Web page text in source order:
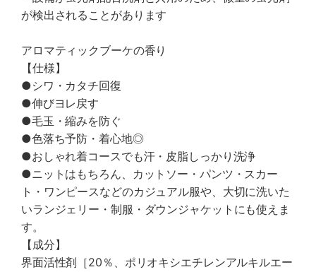
が検出されることがあります
アロマティックブーケの香り
【仕様】
●シワ・カタチ回復
●伸びヨレ戻す
●毛玉・縮みを防ぐ
●色落ち予防・着心地◎
●おしゃれ着コースでも汗・皮脂しっかり洗浄
●ニットはもちろん、カットソー・パンツ・スカー
ト・ワンピースなどのカジュアル服や、大切に洗いた
いランジェリー・制服・ダウンジャケットにも使えま
す。
【成分】
界面活性剤［20％、ポリオキシエチレンアルキルエー